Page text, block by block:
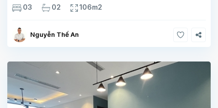
đến trung tâm thành phố và sân bay Nội Bài.
03 02 106m2
Nguyễn Thế An